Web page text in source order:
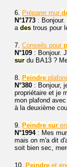
6. Préparer mur
N°1773 :
a des trous pour
7. Conseils pour
N°109 : Bonjour.
sur du BA13 ?
8. Peindre
N°380 : Bonjour,
propriétaire et je
mon plafond
à la deuxième
9. Peindre sur
N°1994: Mes
mais on m'a dit
soit bien sec,
10. Peindre et